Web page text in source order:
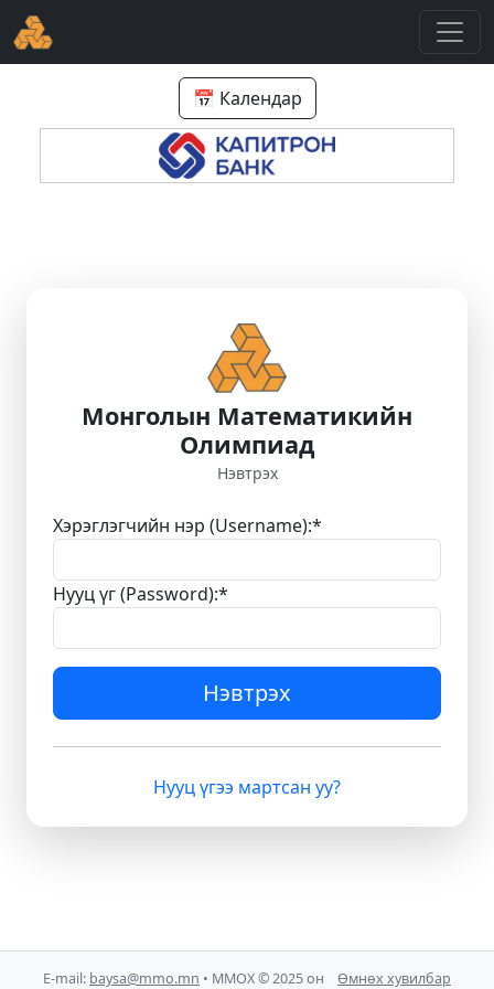
📅 Календар
Монголын Математикийн
Олимпиад
Нэвтрэх
Хэрэглэгчийн нэр (Username):*
Нууц үг (Password):*
Нэвтрэх
Нууц үгээ мартсан уу?
E-mail: baysa@mmo.mn • ММОХ © 2025 он Өмнөх хувилбар